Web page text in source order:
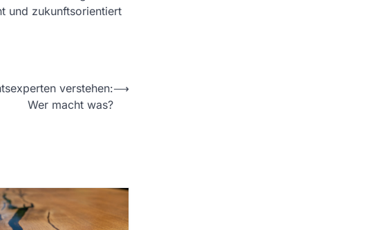
und zukunftsorientiert
verstehen:
Wer macht was?
⟶